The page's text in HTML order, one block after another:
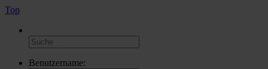
Top
Benutzername: